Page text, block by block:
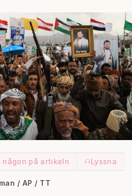
någon på artikeln
Lyssna
/ AP / TT